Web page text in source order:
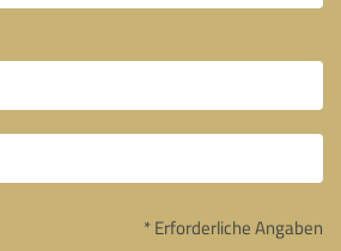
* Erforderliche Angaben